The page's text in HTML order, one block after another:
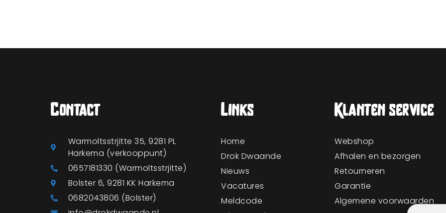
Contact
Warmoltsstrjitte 35, 9281 PL
Harkema (verkooppunt)
0657181330 (Warmoltsstrjitte)
Bolster 6, 9281 KK Harkema
0682043806 (Bolster)
Links
Home
Drok Dwaande
Nieuws
Vacatures
Meldcode
Klanten service
Webshop
Afhalen en bezorgen
Retourneren
Garantie
Algemene voorwaarden